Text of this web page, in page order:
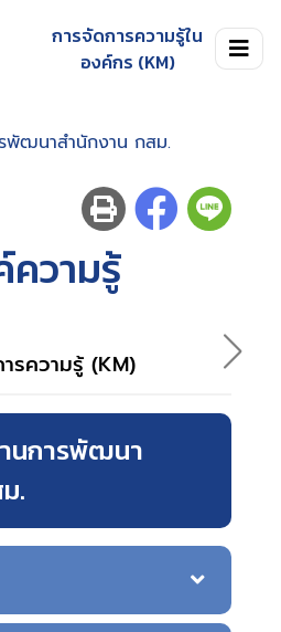
การจัดการความรู้ใน
องค์กร (KM)
พัฒนาสำนักงาน กสม.
ความรู้
รความรู้ (KM)
นการพัฒนา
.